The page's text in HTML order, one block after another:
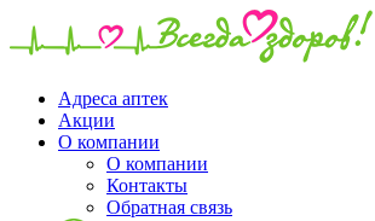
Адреса аптек
Акции
О компании
О компании
Контакты
Обратная связь